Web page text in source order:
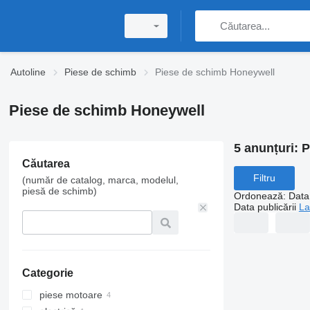
Autoline Piese de schimb Piese de schimb Honeywell
Piese de schimb Honeywell
Căutarea
(număr de catalog, marca, modelul,
piesă de schimb)
Categorie
piese motoare
5 anunțuri:
Filtru
Ordonează:
Data publicării